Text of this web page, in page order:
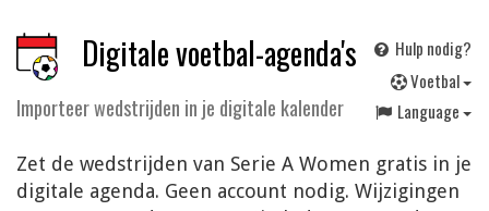
Digitale voetbal-agenda's
Importeer wedstrijden in je digitale kalender
Hulp nodig?
Voetbal
Language
Zet de wedstrijden van Serie A Women gratis in je
digitale agenda. Geen account nodig. Wijzigingen